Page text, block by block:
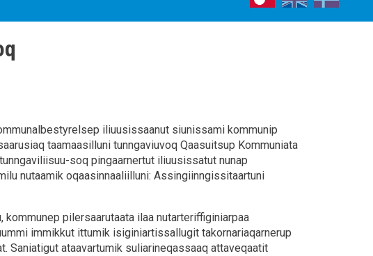
iliuusissaanut siunissami kommunip
taamaasilluni tunngaviuvoq Qaasuitsup Kommuniata
soq pingaarnertut iliuusissatut nunap
nutaamik oqaasinnaaliilluni: Assingiinngissitaartuni
pilersaarutaata ilaa nutarteriffiginiarpaa
immikkut ittumik isiginiartissallugit takornariaqarnerup
ataavartumik suliarineqassaaq attaveqaatit